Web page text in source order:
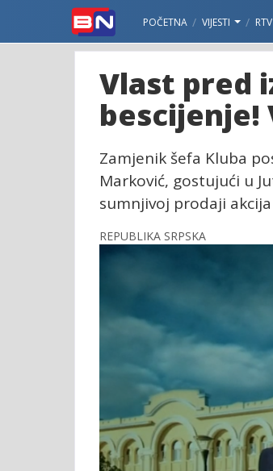
POČETNA VIJESTI
Vlast pred
bescijenje!
Zamjenik šefa Kluba
Marković, gostujući u
sumnjivoj prodaji
REPUBLIKA SRPSKA